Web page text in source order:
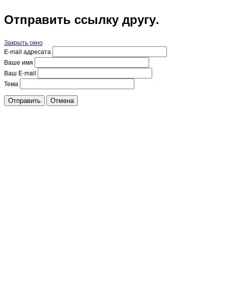
Отправить ссылку другу.
Закрыть окно
E-mail адресата
Ваше имя
Ваш E-mail
Тема
Отправить Отмена